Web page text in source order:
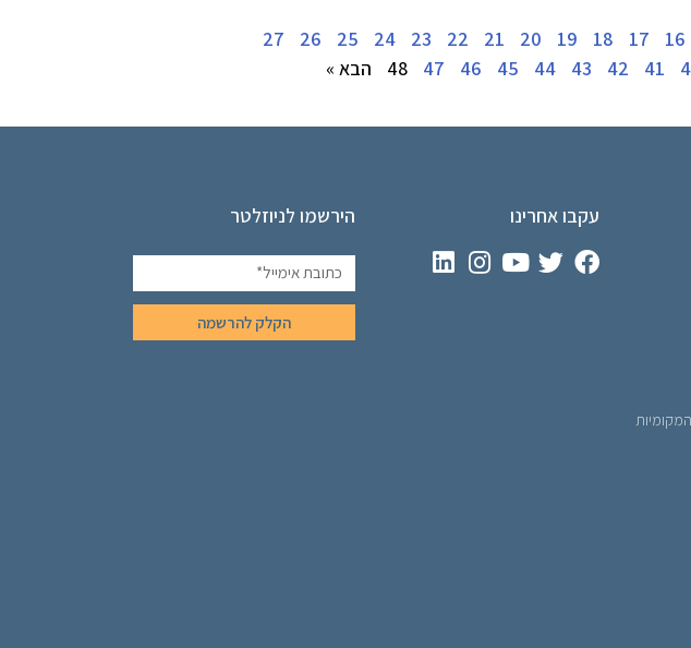
16
17
18
19
20
21
22
23
24
25
26
27
41
42
43
44
45
46
47
48 הבא »
עקבו אחרינו הירשמו לניוזלטר
הקלק להרשמה